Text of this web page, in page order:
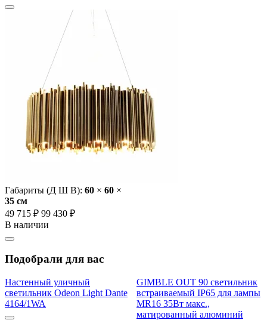
Габариты (Д Ш В): 60 × 60 ×
35 cм
49 715 ₽ 99 430 ₽
В наличии
Подобрали для вас
Настенный уличный
светильник Odeon Light Dante
4164/1WA
GIMBLE OUT 90 светильник
встраиваемый IP65 для лампы
MR16 35Вт макс.,
матированный алюминий